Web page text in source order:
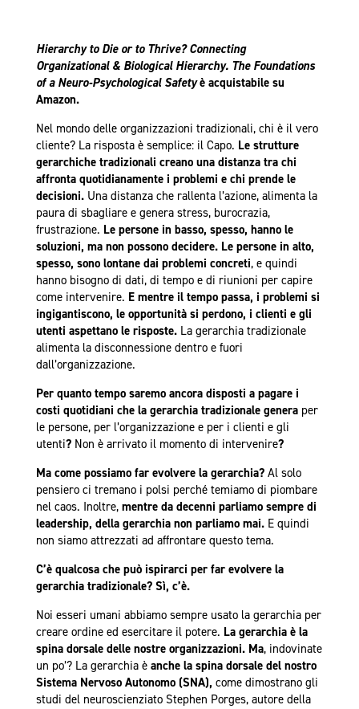
Hierarchy to Die or to Thrive?Connecting
Organizational & Biological Hierarchy. The Foundations
of a Neuro-Psychological Safety è acquistabile su
Amazon.
Nel mondo delle organizzazioni tradizionali, chi è il vero
cliente? La risposta è semplice: il Capo. Le strutture
gerarchiche tradizionali creano una distanza tra chi
affronta quotidianamente i problemi e chi prende le
decisioni.Una distanza che rallenta l’azione, alimenta la
paura di sbagliare e genera stress, burocrazia,
frustrazione. Le persone in basso, spesso, hanno le
soluzioni, ma non possono decidere. Le persone in alto,
spesso, sono lontane dai problemi concreti, e quindi
hanno bisogno di dati, di tempo e di riunioni per capire
come intervenire. E mentre il tempo passa, i problemi si
ingigantiscono, le opportunità si perdono, i clienti e gli
utenti aspettano le risposte.La gerarchia tradizionale
alimenta la disconnessione dentro e fuori
dall’organizzazione.
Per quanto tempo saremo ancora disposti a pagare i
costi quotidiani che la gerarchia tradizionale genera per
le persone, per l’organizzazione e per i clienti e gli
utenti? Non è arrivato il momento di intervenire?
Ma come possiamo far evolvere la gerarchia?Al solo
pensiero ci tremano i polsi perché temiamo di piombare
nel caos. Inoltre, mentre da decenni parliamo sempre di
leadership, della gerarchia non parliamo mai. E quindi
non siamo attrezzati ad affrontare questo tema.
C’è qualcosa che può ispirarci per far evolvere la
gerarchia tradizionale? Sì, c’è.
Noi esseri umani abbiamo sempre usato la gerarchia per
creare ordine ed esercitare il potere. La gerarchia è la
spina dorsale delle nostre organizzazioni. Ma, indovinate
un po’? La gerarchia è anche la spina dorsale del nostro
Sistema Nervoso Autonomo (SNA), come dimostrano gli
studi del neuroscienziato Stephen Porges, autore della